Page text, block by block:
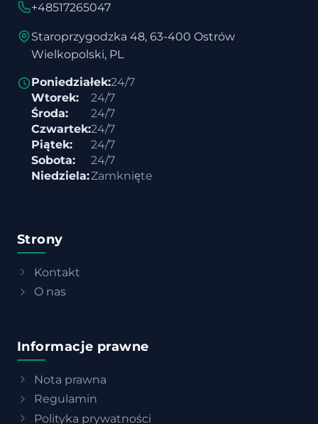
+48517265047
Staroprzygodzka 48, 63-400 Ostrów
Wielkopolski, PL
Poniedziałek:24/7
Wtorek:
24/7
Środa:
24/7
Czwartek:24/7
Piątek:
24/7
Sobota:
24/7
Niedziela:Zamknięte
Strony
Kontakt
O nas
Informacje prawne
Nota prawna
Regulamin
Polityka prywatności